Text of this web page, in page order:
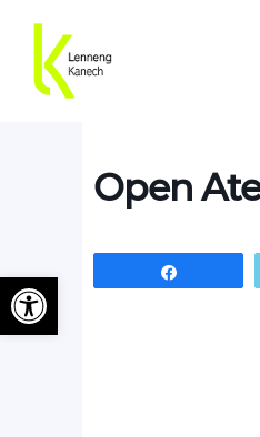
Open
Ouvrir la barre d’outils